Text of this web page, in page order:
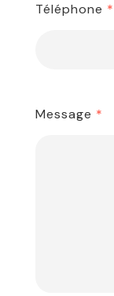
Téléphone *
Message *